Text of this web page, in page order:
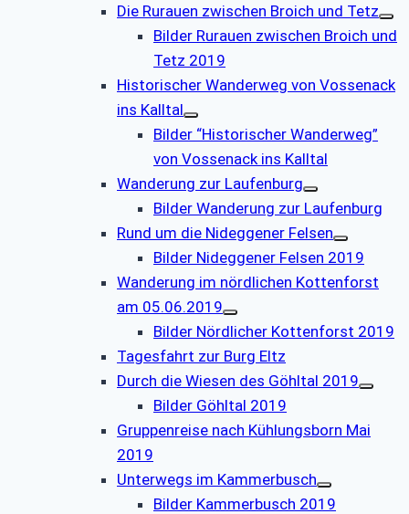
Die Rurauen zwischen Broich und Tetz
Bilder Rurauen zwischen Broich und
Tetz 2019
Historischer Wanderweg von Vossenack
ins Kalltal
Bilder “Historischer Wanderweg”
von Vossenack ins Kalltal
Wanderung zur Laufenburg
Bilder Wanderung zur Laufenburg
Rund um die Nideggener Felsen
Bilder Nideggener Felsen 2019
Wanderung im nördlichen Kottenforst
am 05.06.2019
Bilder Nördlicher Kottenforst 2019
Tagesfahrt zur Burg Eltz
Durch die Wiesen des Göhltal 2019
Bilder Göhltal 2019
Gruppenreise nach Kühlungsborn Mai
2019
Unterwegs im Kammerbusch
Bilder Kammerbusch 2019